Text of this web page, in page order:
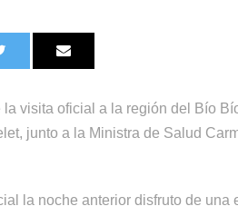
la visita oficial a la región del Bío
junto a la Ministra de Salud
la noche anterior disfruto de